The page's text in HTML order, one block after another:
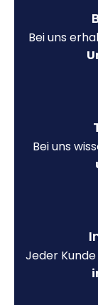
Bei uns
Bei uns
Jeder